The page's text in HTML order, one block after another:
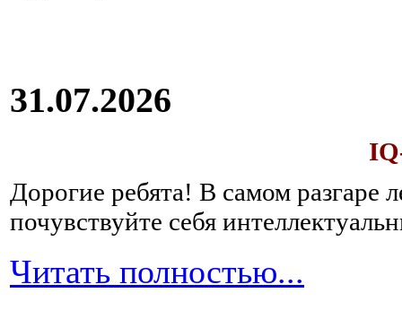
31.07.2026
Дорогие ребята! В самом разгаре
почувствуйте себя
Читать полностью...